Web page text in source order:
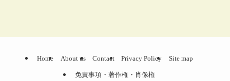
Home About us Contact Privacy Policy Site map
免責事項・著作権・肖像権